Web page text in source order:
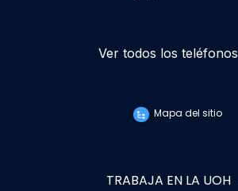
Ver todos los teléfonos
Mapa del sitio
TRABAJA EN LA UOH